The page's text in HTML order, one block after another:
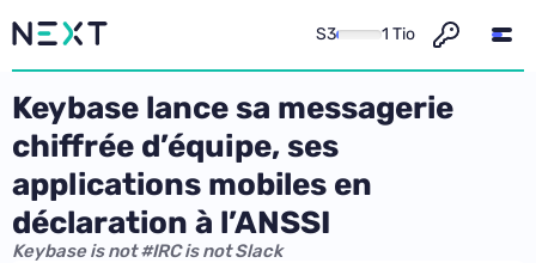
S3 1 Tio
Keybase lance sa messagerie
chiffrée d’équipe, ses
applications mobiles en
déclaration à l’ANSSI
Keybase is not #IRC is not Slack